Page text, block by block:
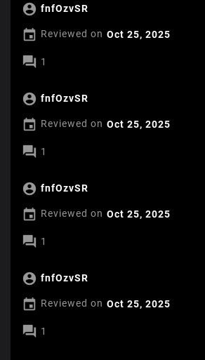
 fnfOzvSR
 Reviewed on Oct 25, 2025
 1
 fnfOzvSR
 Reviewed on Oct 25, 2025
 1
 fnfOzvSR
 Reviewed on Oct 25, 2025
 1
 fnfOzvSR
 Reviewed on Oct 25, 2025
 1